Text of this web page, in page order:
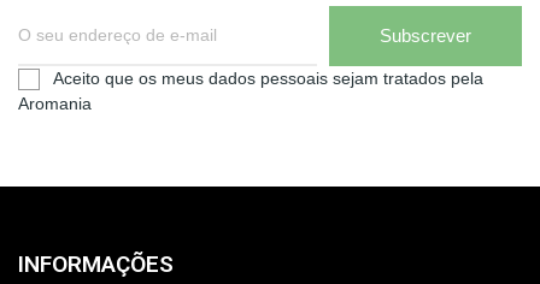
Subscrever
Aceito que os meus dados pessoais sejam tratados pela
Aromania
INFORMAÇÕES